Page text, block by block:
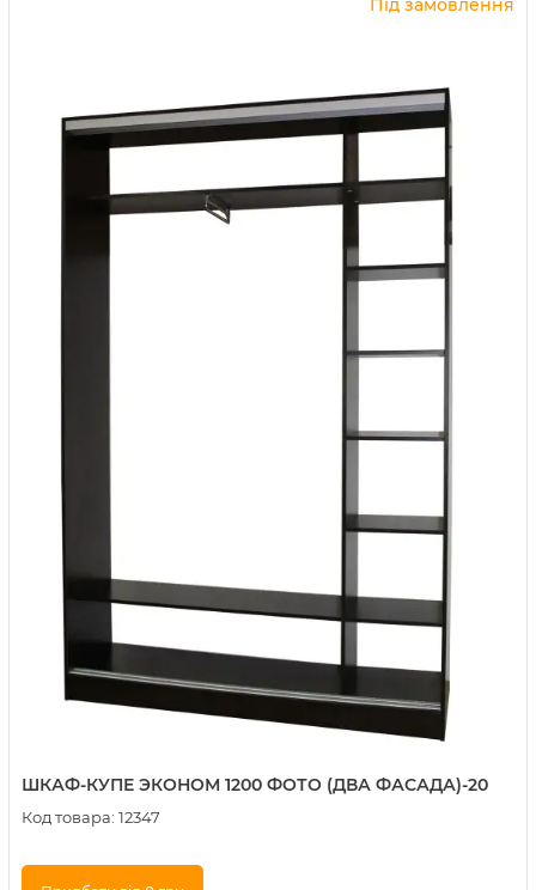
Під замовлення
ШКАФ-КУПЕ ЭКОНОМ 1200 ФОТО (ДВА ФАСАДА)-20
Код товара: 12347